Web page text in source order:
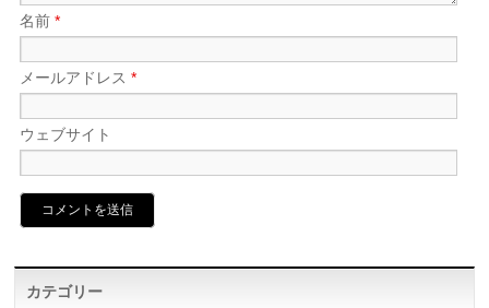
名前*
メールアドレス*
ウェブサイト
カテゴリー